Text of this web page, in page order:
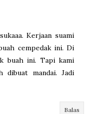
Kerjaan suami
cempedak ini. Di
buah ini. Tapi kami
dibuat mandai. Jadi
Balas